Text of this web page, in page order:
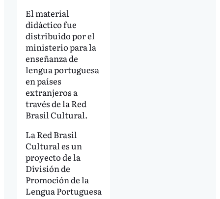
El material
didáctico fue
distribuido por el
ministerio para la
enseñanza de
lengua portuguesa
en países
extranjeros a
través de la Red
Brasil Cultural.
La Red Brasil
Cultural es un
proyecto de la
División de
Promoción de la
Lengua Portuguesa